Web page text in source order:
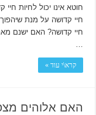
חוטא אינו יכול לחיות
חיי קדושה על מנת
חיי קדושה? האם ישנם
…
קרא\י עוד »
האם אלוהים